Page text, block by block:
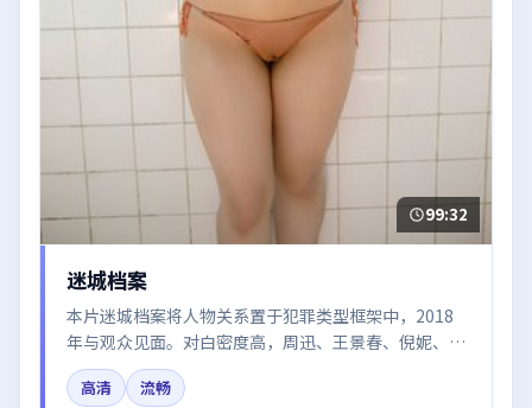
99:32
迷城档案
本片迷城档案将人物关系置于犯罪类型框架中，2018
年与观众见面。对白密度高，周迅、王景春、倪妮、秦
海璐的台词节奏值得关注；整体气质偏美国都市与冷色
调摄影。
高清
流畅